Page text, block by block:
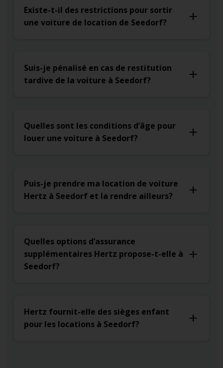
Existe-t-il des restrictions pour sortir
une voiture de location de Seedorf?
Suis-je pénalisé en cas de restitution
tardive de la voiture à Seedorf?
Quelles sont les conditions d’âge pour
louer une voiture à Seedorf?
Puis-je prendre ma location de voiture
Hertz à Seedorf et la rendre ailleurs?
Quelles options d’assurance
supplémentaires Hertz propose-t-elle à
Seedorf?
Hertz fournit-elle des sièges enfant
pour les locations à Seedorf?